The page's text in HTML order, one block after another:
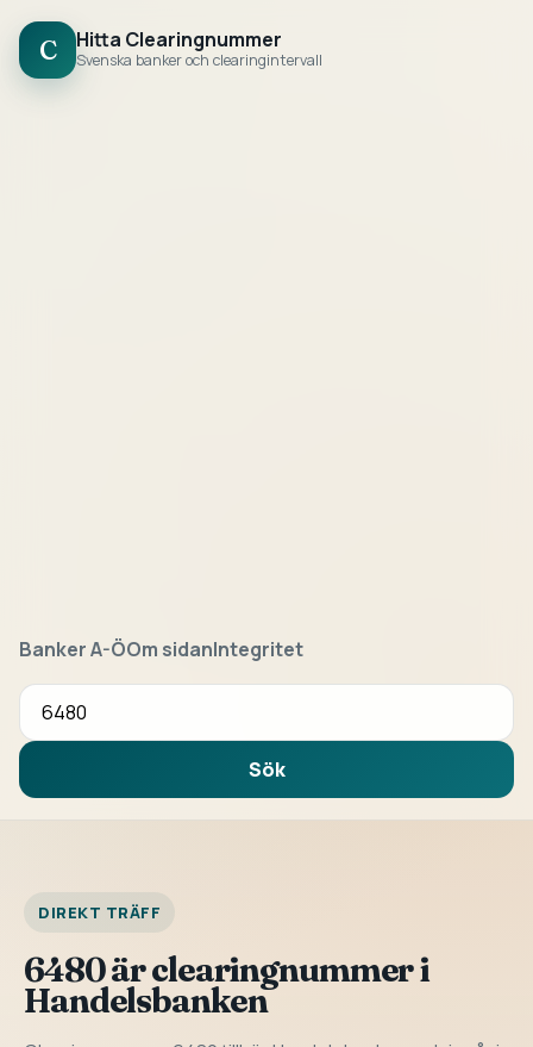
C Hitta Clearingnummer
Svenska banker och clearingintervall
Banker A-ÖOm sidanIntegritet
Sök bank eller clearingnummer
Sök
DIREKT TRÄFF
6480 är clearingnummer i
Handelsbanken